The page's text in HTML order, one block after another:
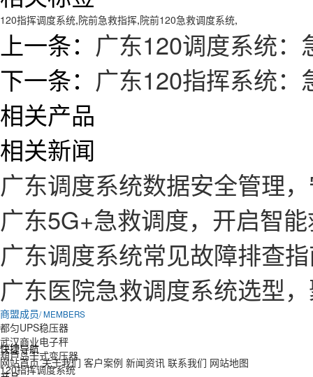
120指挥调度系统,院前急救指挥,院前120急救调度系统,
上一条： 广东120调度系统：
下一条： 广东120指挥系统：
相关产品
相关新闻
广东调度系统数据安全管理
广东5G+急救调度，开启智
广东调度系统常见故障排查
广东医院急救调度系统选型
商盟成员/ MEMBERS
都匀UPS稳压器
武汉商业电子秤
葫芦岛干式变压器
120指挥调度系统
快捷导航
网站首页 关于我们 客户案例 新闻资讯 联系我们 网站地图